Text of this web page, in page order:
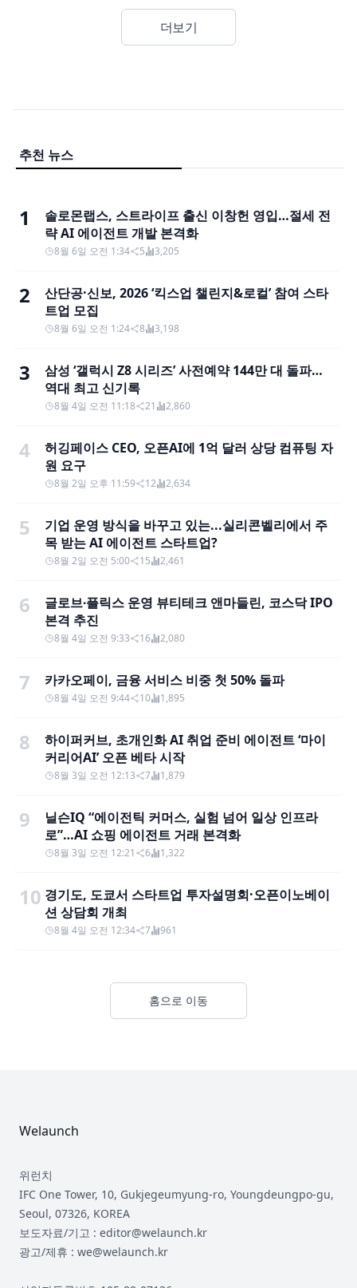
더보기
추천 뉴스
1
솔로몬랩스, 스트라이프 출신 이창헌 영입…절세 전
략 AI 에이전트 개발 본격화
8월 6일 오전 1:34 5 3,205
2
산단공·신보, 2026 ‘킥스업 챌린지&로컬’ 참여 스타
트업 모집
8월 6일 오전 1:24 8 3,198
3
삼성 ‘갤럭시 Z8 시리즈’ 사전예약 144만 대 돌파…
역대 최고 신기록
8월 4일 오전 11:18 21 2,860
4
허깅페이스 CEO, 오픈AI에 1억 달러 상당 컴퓨팅 자
원 요구
8월 2일 오후 11:59 12 2,634
5
기업 운영 방식을 바꾸고 있는...실리콘벨리에서 주
목 받는 AI 에이전트 스타트업?
8월 2일 오전 5:00 15 2,461
6
글로브∙플릭스 운영 뷰티테크 앤마들린, 코스닥 IPO
본격 추진
8월 4일 오전 9:33 16 2,080
7 카카오페이, 금융 서비스 비중 첫 50% 돌파
8월 4일 오전 9:44 10 1,895
8
하이퍼커브, 초개인화 AI 취업 준비 에이전트 ‘마이
커리어AI’ 오픈 베타 시작
8월 3일 오전 12:13 7 1,879
9
닐슨IQ “에이전틱 커머스, 실험 넘어 일상 인프라
로”…AI 쇼핑 에이전트 거래 본격화
8월 3일 오전 12:21 6 1,322
10 경기도, 도쿄서 스타트업 투자설명회·오픈이노베이
션 상담회 개최
8월 4일 오전 12:34 7 961
홈으로 이동
Welaunch
위런치
IFC One Tower, 10, Gukjegeumyung-ro, Youngdeungpo-gu,
Seoul, 07326, KOREA
보도자료/기고 : editor@welaunch.kr
광고/제휴 : we@welaunch.kr